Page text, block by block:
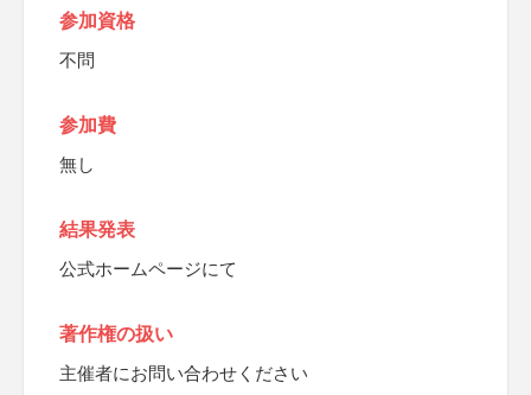
参加資格
不問
参加費
無し
結果発表
公式ホームページにて
著作権の扱い
主催者にお問い合わせください